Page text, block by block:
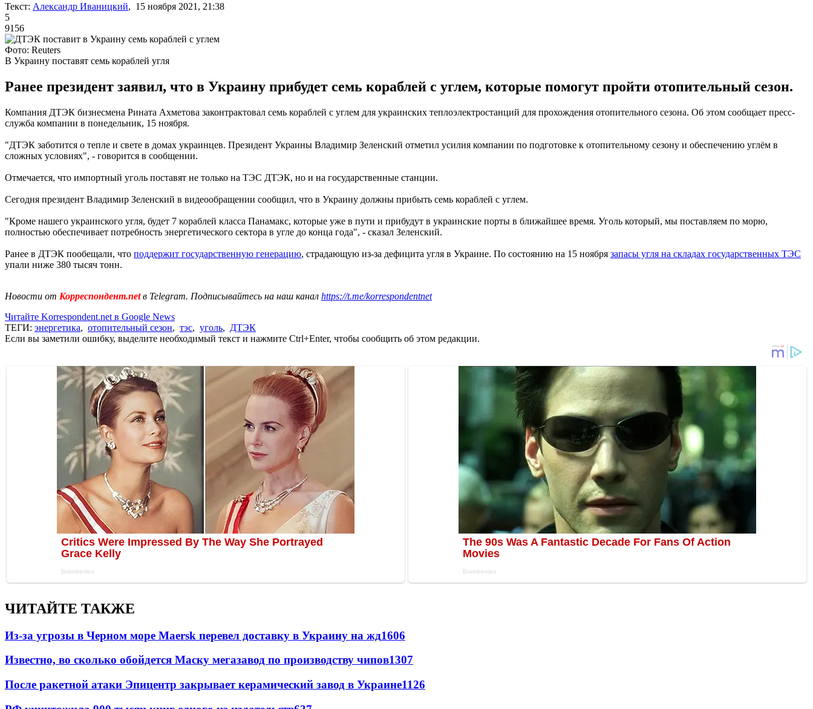
Текст: Александр Иваницкий, 15 ноября 2021, 21:38
5
9156
Фото: Reuters
В Украину поставят семь кораблей угля
Ранее президент заявил, что в Украину прибудет семь кораблей с углем, которые помогут пройти отопительный сезон.
Компания ДТЭК бизнесмена Рината Ахметова законтрактовал семь кораблей с углем для украинских теплоэлектростанций для прохождения отопительного сезона. Об этом сообщает пресс-
служба компании в понедельник, 15 ноября.
"ДТЭК заботится о тепле и свете в домах украинцев. Президент Украины Владимир Зеленский отметил усилия компании по подготовке к отопительному сезону и обеспечению углём в
сложных условиях", - говорится в сообщении.
Отмечается, что импортный уголь поставят не только на ТЭС ДТЭК, но и на государственные станции.
Сегодня президент Владимир Зеленский в видеообращении сообщил, что в Украину должны прибыть семь кораблей с углем.
"Кроме нашего украинского угля, будет 7 кораблей класса Панамакс, которые уже в пути и прибудут в украинские порты в ближайшее время. Уголь который, мы поставляем по морю,
полностью обеспечивает потребность энергетического сектора в угле до конца года", - сказал Зеленский.
Ранее в ДТЭК пообещали, что поддержит государственную генерацию, страдающую из-за дефицита угля в Украине. По состоянию на 15 ноября запасы угля на складах государственных ТЭС
упали ниже 380 тысяч тонн.
Новости от Корреспондент.netв Telegram. Подписывайтесь на наш канал https://t.me/korrespondentnet
Читайте Korrespondent.net в Google News
ТЕГИ: энергетика, отопительный сезон, тэс, уголь, ДТЭК
Если вы заметили ошибку, выделите необходимый текст и нажмите Ctrl+Enter, чтобы сообщить об этом редакции.
ЧИТАЙТЕ ТАКЖЕ
Из-за угрозы в Черном море Maersk перевел доставку в Украину на жд1606
Известно, во сколько обойдется Маску мегазавод по производству чипов1307
После ракетной атаки Эпицентр закрывает керамический завод в Украине1126